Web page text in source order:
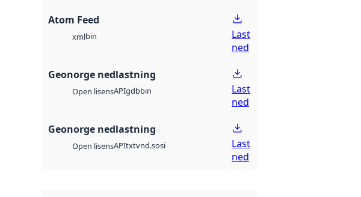
Atom Feed
xmlbin
Last
ned
Geonorge nedlastning
Open lisensAPIgdbbin
Last
ned
Geonorge nedlastning
Open lisensAPItxtvnd.sosi
Last
ned